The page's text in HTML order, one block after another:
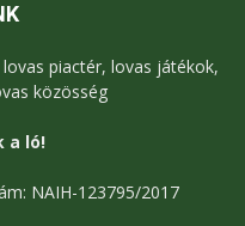
piactér, lovas játékok,
közösség
a ló!
NAIH-123795/2017